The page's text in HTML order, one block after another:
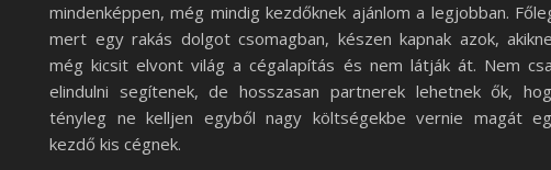
mindenképpen, még mindig kezdőknek ajánlom a legjobban.
mert egy rakás dolgot csomagban, készen kapnak azok,
még kicsit elvont világ a cégalapítás és nem látják át. Nem
elindulni segítenek, de hosszasan partnerek lehetnek ők,
tényleg ne kelljen egyből nagy költségekbe vernie magát
kezdő kis cégnek.